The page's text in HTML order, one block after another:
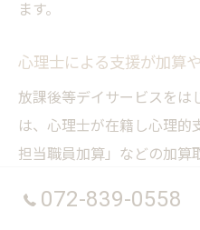
ます。
心理士による支援が加算
放課後等デイサービスをは
は、心理士が在籍し心理的
担当職員加算」などの加算
す。加算の算定には、認
一定の資格要件を満たした
072-839-0558